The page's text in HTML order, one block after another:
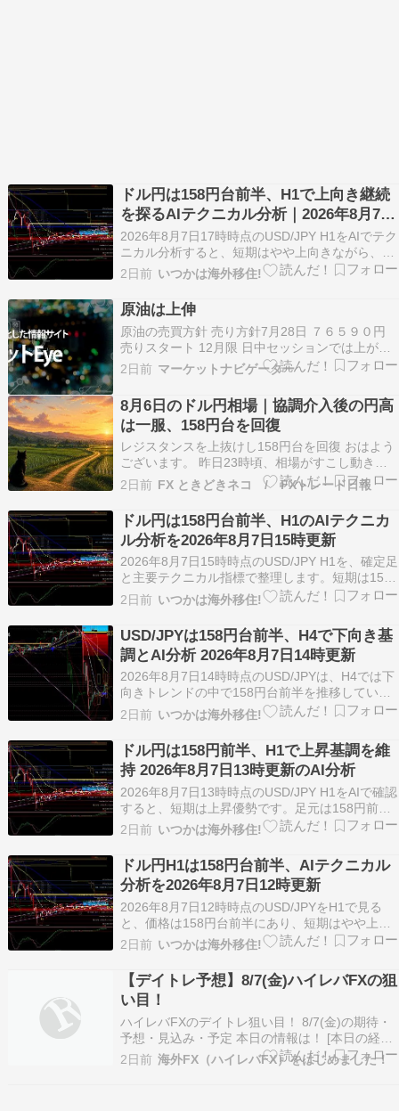
ドル円は158円台前半、H1で上向き継続
を探るAIテクニカル分析｜2026年8月7日
17時更新
2026年8月7日17時時点のUSD/JPY H1をAIでテク
ニカル分析すると、短期はやや上向きながら、方
向感はまだ強く固定されていません。注目は直近
高値の158.564円と、ボリンジャーバンド上限の
158.670円です。 本記事ではチャートとテクニカ
ル指標をもとに、重要価格帯…
2日前 いつかは海外移住!
原油は上伸
原油の売買方針 売り方針7月28日 ７６５９０円
売りスタート 12月限 日中セッションでは上がっ
たり下がったりと方向感なく取引終了。今週安値
が目先底となって先月安値とのWボトム形成の足
取りになっていくのか、今週安値を割込んで下値
模索が続くのかを見極める状況。 価格情報は15
分…
2日前 マーケットナビゲーター
8月6日のドル円相場｜協調介入後の円高
は一服、158円台を回復
レジスタンスを上抜けし158円台を回復 おはよう
ございます。 昨日23時頃、相場がすこし動き出
しました。 介入後の上値を抑えられていた158円
を上抜け急騰。 介入前の高値から安値で引いたフ
ィボナッチ38.2％である158円55銭付近まで上昇
しています。 今日は米国の雇用統計が発…
2日前 FX ときどきネコ / FXトレード日報
ドル円は158円台前半、H1のAIテクニカ
ル分析を2026年8月7日15時更新
2026年8月7日15時時点のUSD/JPY H1を、確定足
と主要テクニカル指標で整理します。短期は158
円台前半でもみ合い寄りですが、158.564円と
157.844円が当面の注目水準です。上位時間足で
は方向が揃い切っておらず、H1の反応を中心に確
認する局面です。 本記事では…
2日前 いつかは海外移住!
USD/JPYは158円台前半、H4で下向き基
調とAI分析 2026年8月7日14時更新
2026年8月7日14時時点のUSD/JPYは、H4では下
向きトレンドの中で158円台前半を推移していま
す。直近では158.564と157.829が意識されやす
く、短期は戻りと押し目のどちらが優勢かを見極
める局面です。 本記事ではチャートとテクニカル
指標をもとに、重要価格帯、移…
2日前 いつかは海外移住!
ドル円は158円前半、H1で上昇基調を維
持 2026年8月7日13時更新のAI分析
2026年8月7日13時時点のUSD/JPY H1をAIで確認
すると、短期は上昇優勢です。足元は158円前半
で推移し、158.564円、158.742円が上値の注目
帯になります。 本記事ではチャートとテクニカル
指標をもとに、重要価格帯、移動平均線、相場の
方向性、AIの見解を初心…
2日前 いつかは海外移住!
ドル円H1は158円台前半、AIテクニカル
分析を2026年8月7日12時更新
2026年8月7日12時時点のUSD/JPYをH1で見る
と、価格は158円台前半にあり、短期はやや上向
きです。ただし、移動平均線は「トレンドなし」
で、勢いは強弱が混在しています。注目水準は、
上値が158.564円、下値が158.206円と157.678円
です。 本記事ではチャー…
2日前 いつかは海外移住!
【デイトレ予想】8/7(金)ハイレバFXの狙
い目！
ハイレバFXのデイトレ狙い目！ 8/7(金)の期待・
予想・見込み・予定 本日の情報は！ [本日の経済
指標]（★は重要度高） 21:30 カナダ 7月新規雇用
者数 ★ 21:30 カナダ 7月失業率 ★ 21:30 アメリ
2日前 海外FX（ハイレバFX）をはじめました！